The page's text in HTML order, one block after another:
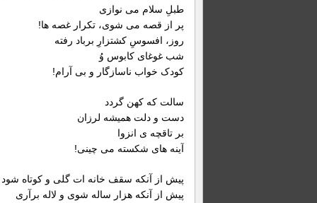
طبلِ سلام می نوازی
پر از قصه می شوی، تکرار غصه ها!
روز، افسوسِ کشتزارِ
شب غوغای کابوس وُ
کودک خواب ناسازگار و بی آرام!
سالت که کهن گردد
دست و دلت همیشه لرزان
بر تاقچه ی انزوا
آینه های شکسته می چینی!
پیش از آنکه سقف خانه ات گلی و کوتاه شود
پیش از آنکه هزار ساله شوی و لاله برآری